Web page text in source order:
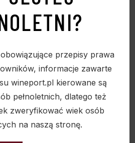
przepisy prawa
informacje zawarte
wineport.pl kierowane są
pełnoletnich, dlatego też
zweryfikować wiek osób
na naszą stronę.